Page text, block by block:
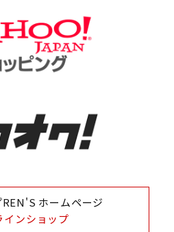
ホームページ
インショップ